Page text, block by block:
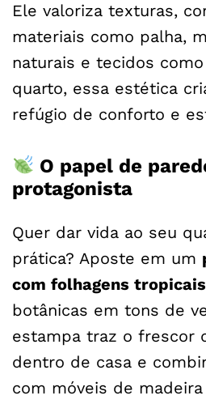
Ele valoriza texturas,
materiais como palha,
naturais e tecidos
quarto, essa estética
refúgio de conforto e
O papel de
protagonista
Quer dar vida ao seu
prática? Aposte em um
com folhagens tropicais
botânicas em tons de
estampa traz o frescor
dentro de casa e
com móveis de